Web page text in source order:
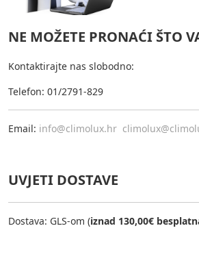
NE MOŽETE PRONAĆI ŠTO
Kontaktirajte nas slobodno:
Telefon: 01/2791-829
Email: info@climolux.hr
UVJETI DOSTAVE
Dostava: GLS-om (iznad 130,00€